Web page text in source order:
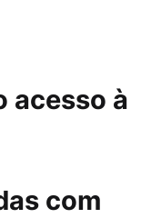
acesso à
com